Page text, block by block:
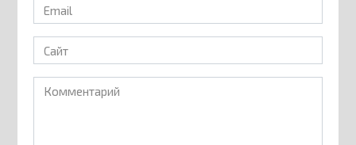
Email
*
Сайт
Комментарий